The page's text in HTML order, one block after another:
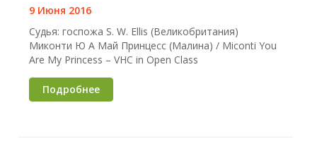
9 Июня 2016
Судья: госпожа S. W. Ellis (Великобритания)
Миконти Ю А Май Принцесс (Малина) / Miconti You
Are My Princess – VHC in Open Class
Подробнее